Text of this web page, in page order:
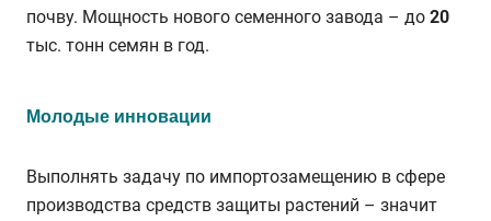
почву. Мощность нового семенного завода – до 20
тыс. тонн семян в год.
Молодые инновации
Выполнять задачу по импортозамещению в сфере
производства средств защиты растений – значит